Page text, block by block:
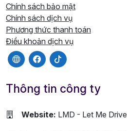
Chính sách bảo mật
Chính sách dịch vụ
Phương thức thanh toán
Điều khoản dịch vụ
Thông tin công ty
Website: LMD - Let Me Drive